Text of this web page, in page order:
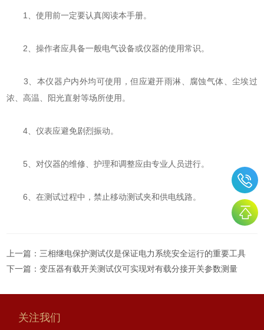
1、使用前一定要认真阅读本手册。
2、操作者应具备一般电气设备或仪器的使用常识。
3、本仪器户内外均可使用，但应避开雨淋、腐蚀气体、尘埃过
浓、高温、阳光直射等场所使用。
4、仪表应避免剧烈振动。
5、对仪器的维修、护理和调整应由专业人员进行。
6、在测试过程中，禁止移动测试夹和供电线路。
上一篇：三相继电保护测试仪是保证电力系统安全运行的重要工具
下一篇：变压器有载开关测试仪可实现对有载分接开关参数测量
关注我们